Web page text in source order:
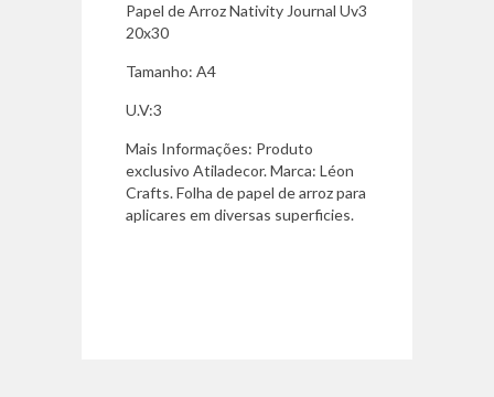
Papel de Arroz Nativity Journal Uv3
20x30
Tamanho: A4
U.V:3
Mais Informações: Produto
exclusivo Atiladecor. Marca: Léon
Crafts. Folha de papel de arroz para
aplicares em diversas superficies.